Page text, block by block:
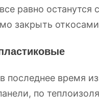
равно
закрыть
последнее время
по